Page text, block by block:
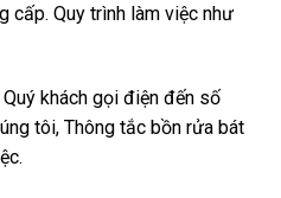
cấp. Quy trình làm việc như
khách gọi điện đến số
tôi, Thông tắc bồn rửa bát